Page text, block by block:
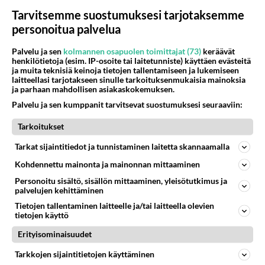
05.08.2026 07:23
Kotimaiset julkkisjuorut
Mitä töitä kaivattusi on tehnyt?
😅
05.08.2026 13:25
Ikävä
Voiko meidän välit
Koskaan parantua tästä?
Ikävä
901
Jos SDP ei voita reilusti, persut kumoavat demokratian Suomesta
06.08.2026 09:02
Maailman menoa
444
837
Onko kaivattusi
Kummallinen jossakin suhteessa?
05.08.2026 17:47
48
Mies, olenko ymmärtänyt oikein?
625
Tarvitsemme suostumuksesi tarjotaksemme
personoitua palvelua
Palvelu ja sen kolmannen osapuolen toimittajat (73) keräävät
henkilötietoja (esim. IP-osoite tai laitetunniste) käyttäen evästeitä
ja muita teknisiä keinoja tietojen tallentamiseen ja lukemiseen
laitteellasi tarjotakseen sinulle tarkoituksenmukaisia mainoksia
ja parhaan mahdollisen asiakaskokemuksen.
Palvelu ja sen kumppanit tarvitsevat suostumuksesi seuraaviin:
Tarkoitukset
Tarkat sijaintitiedot ja tunnistaminen laitetta skannaamalla
Kohdennettu mainonta ja mainonnan mittaaminen
Personoitu sisältö, sisällön mittaaminen, yleisötutkimus ja
palvelujen kehittäminen
Tietojen tallentaminen laitteelle ja/tai laitteella olevien
tietojen käyttö
Erityisominaisuudet
Tarkkojen sijaintitietojen käyttäminen